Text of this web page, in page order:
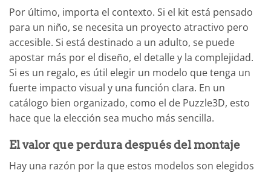
Por último, importa el contexto. Si el kit está pensado
para un niño, se necesita un proyecto atractivo pero
accesible. Si está destinado a un adulto, se puede
apostar más por el diseño, el detalle y la complejidad.
Si es un regalo, es útil elegir un modelo que tenga un
fuerte impacto visual y una función clara. En un
catálogo bien organizado, como el de Puzzle3D, esto
hace que la elección sea mucho más sencilla.
El valor que perdura después del montaje
Hay una razón por la que estos modelos son elegidos